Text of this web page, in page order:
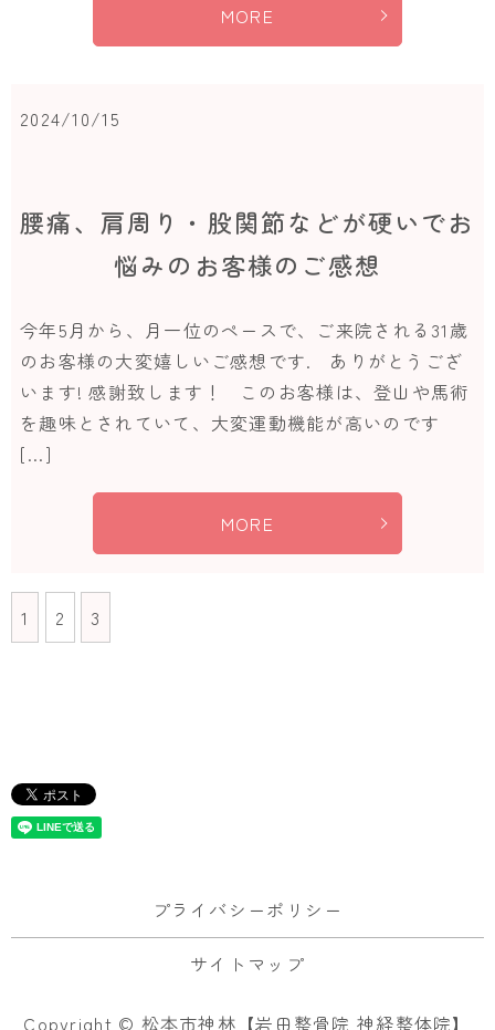
MORE
2024/10/15
腰痛、肩周り・股関節などが硬いでお
悩みのお客様のご感想
今年5月から、月一位のペースで、ご来院される31歳
のお客様の大変嬉しいご感想です. ありがとうござ
います! 感謝致します！ このお客様は、登山や馬術
を趣味とされていて、大変運動機能が高いのです
[…]
MORE
1 2 3
プライバシーポリシー
サイトマップ
Copyright © 松本市神林【岩田整骨院 神経整体院】